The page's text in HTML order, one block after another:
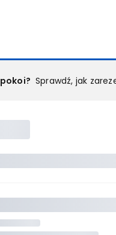
Sprawdź, jak
ją. Zrób oddzielne
zamówienie u naszego